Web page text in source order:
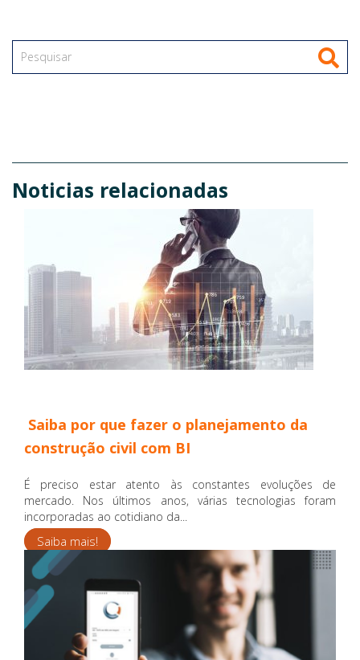
Noticias relacionadas
Saiba por que fazer o planejamento da
construção civil com BI
É preciso estar atento às constantes evoluções de
mercado. Nos últimos anos, várias tecnologias foram
incorporadas ao cotidiano da...
Saiba mais!